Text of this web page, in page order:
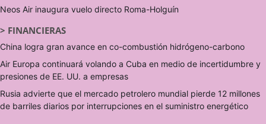
Neos Air inaugura vuelo directo Roma-Holguín
> FINANCIERAS
China logra gran avance en co-combustión hidrógeno-carbono
Air Europa continuará volando a Cuba en medio de incertidumbre y
presiones de EE. UU. a empresas
Rusia advierte que el mercado petrolero mundial pierde 12 millones
de barriles diarios por interrupciones en el suministro energético